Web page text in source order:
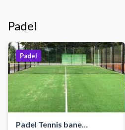
Padel
Padel
Padel Tennis bane